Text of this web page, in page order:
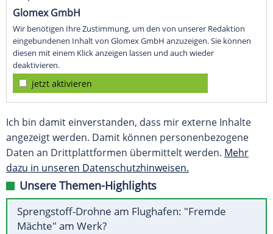
Glomex GmbH
Wir benötigen Ihre Zustimmung, um den von unserer Redaktion
eingebundenen Inhalt von Glomex GmbH anzuzeigen. Sie können
diesen mit einem Klick anzeigen lassen und auch wieder
deaktivieren.
jetzt aktivieren
Ich bin damit einverstanden, dass mir externe Inhalte
angezeigt werden. Damit können personenbezogene
Daten an Drittplattformen übermittelt werden. Mehr
dazu in unseren Datenschutzhinweisen.
Unsere Themen-Highlights
Sprengstoff-Drohne am Flughafen: "Fremde
Mächte" am Werk?